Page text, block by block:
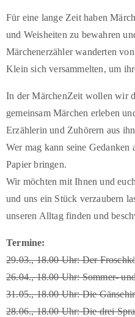
Für eine lange Zeit haben
und Weisheiten zu bewahren
Märchenerzähler wanderten
Klein sich versammelten, um
In der MärchenZeit wollen wir
gemeinsam Märchen erleben
Erzählerin und Zuhörern aus
Wer mag kann seine Gedanken
Papier bringen.
Wir möchten mit Ihnen und
und uns ein Stück verzaubern
unseren Alltag finden und
Termine:
29.03., 18.00 Uhr: Der
26.04., 18.00 Uhr: Sommer-
31.05., 18.00 Uhr: Die
28.06., 18.00 Uhr: Die drei